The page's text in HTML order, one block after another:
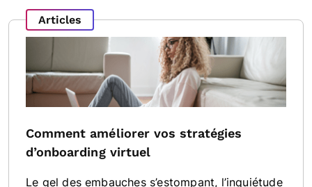
Articles
Comment améliorer vos stratégies
d’onboarding virtuel
Le gel des embauches s’estompant, l’inquiétude